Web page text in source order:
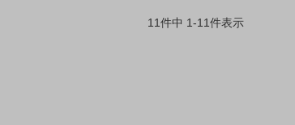
11件中 1-11件表示